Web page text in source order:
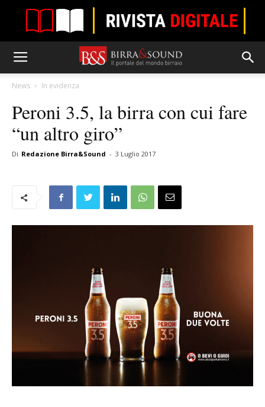
News In evidenza
Peroni 3.5, la birra con cui fare
“un altro giro”
Di Redazione Birra&Sound - 3 Luglio 2017